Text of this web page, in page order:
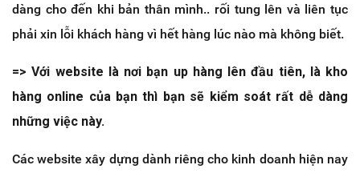
dàng cho đến khi bản thân mình.. rối tung lên và liên tục
phải xin lỗi khách hàng vì hết hàng lúc nào mà không biết.
=> Với website là nơi bạn up hàng lên đầu tiên, là kho
hàng online của bạn thì bạn sẽ kiểm soát rất dễ dàng
những việc này.
Các website xây dựng dành riêng cho kinh doanh hiện nay